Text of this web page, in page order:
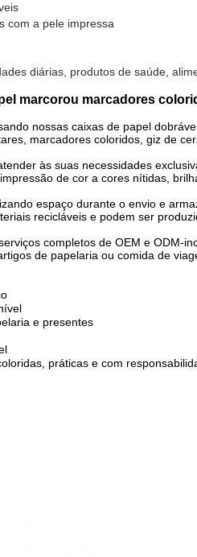
com a pele impressa
diárias, produtos de saúde,
marcorou marcadores
nossas caixas de papel
marcadores coloridos, giz de
às suas necessidades
de cor a cores nítidas,
espaço durante o envio e
recicláveis e podem ser
completos de OEM e
de papelaria ou comida de
e presentes
práticas e com